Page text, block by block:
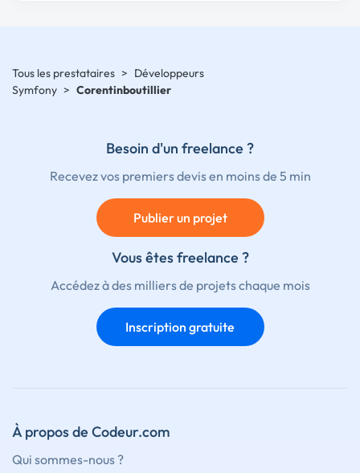
Tous les prestataires > Développeurs
Symfony > Corentinboutillier
Besoin d'un freelance ?
Recevez vos premiers devis en moins de 5 min
Publier un projet
Vous êtes freelance ?
Accédez à des milliers de projets chaque mois
Inscription gratuite
À propos de Codeur.com
Qui sommes-nous ?